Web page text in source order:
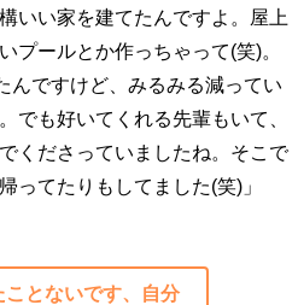
いい家を建てたんですよ。屋上
プールとか作っちゃって(笑)。
ですけど、みるみる減ってい
でも好いてくれる先輩もいて、
くださっていましたね。そこで
ってたりもしてました(笑)」
ことないです、自分